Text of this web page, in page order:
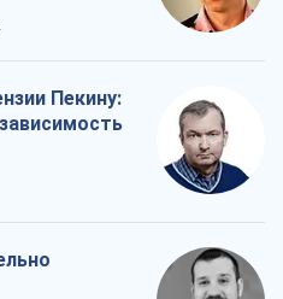
Пекину: